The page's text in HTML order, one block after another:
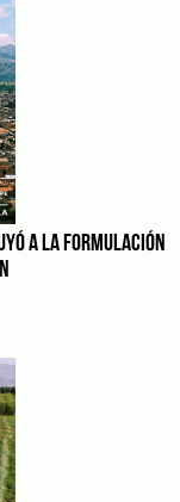
A LA FORMULACIÓN